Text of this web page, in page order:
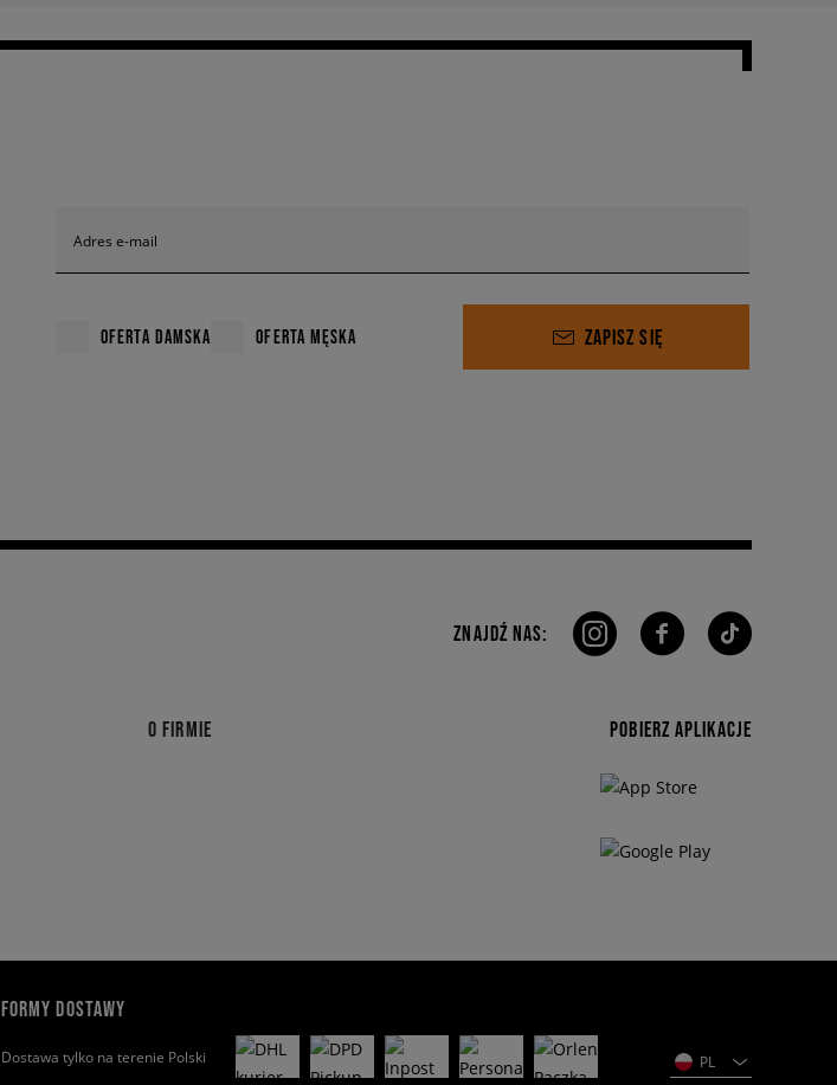
Adres e-mail
OFERTA DAMSKA OFERTA MĘSKA ZAPISZ SIĘ
O FIRMIE
ZNAJDŹ NAS:
POBIERZ APLIKACJE
FORMY DOSTAWY
Dostawa tylko na terenie Polski PL